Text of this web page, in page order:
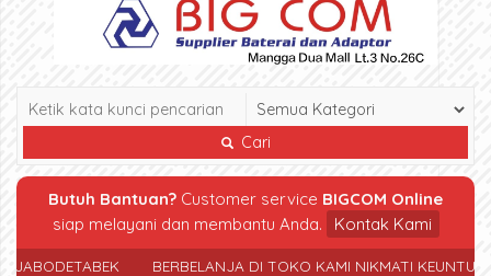
Cari
Butuh Bantuan? Customer service BIGCOM Online
siap melayani dan membantu Anda.
Kontak Kami
JABODETABEK BERBELANJA DI TOKO KAMI NIKMATI